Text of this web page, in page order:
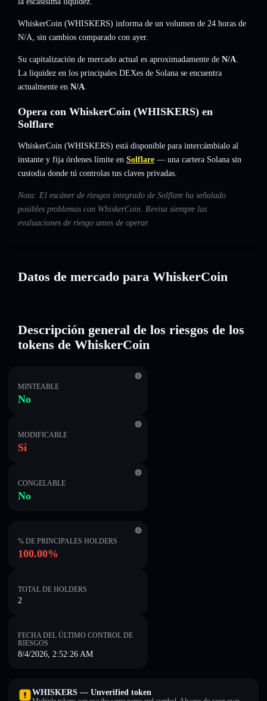
WhiskerCoin (WHISKERS) informa de un volumen de 24 horas de
N/A, sin cambios comparado con ayer.
Su capitalización de mercado actual es aproximadamente de N/A.
La liquidez en los principales DEXes de Solana se encuentra
actualmente en N/A.
Opera con WhiskerCoin (WHISKERS) en
Solflare
WhiskerCoin (WHISKERS) está disponible para intercámbialo al
instante y fija órdenes límite en Solflare — una cartera Solana sin
custodia donde tú controlas tus claves privadas.
Nota: El escáner de riesgos integrado de Solflare ha señalado
posibles problemas con WhiskerCoin. Revisa siempre las
evaluaciones de riesgo antes de operar.
Datos de mercado para WhiskerCoin
Descripción general de los riesgos de los
tokens de WhiskerCoin
MINTEABLE
No
MODIFICABLE
Sí
CONGELABLE
No
% DE PRINCIPALES HOLDERS
100.00%
TOTAL DE HOLDERS
2
FECHA DEL ÚLTIMO CONTROL DE
RIESGOS
8/4/2026, 2:52:26 AM
WHISKERS — Unverified token